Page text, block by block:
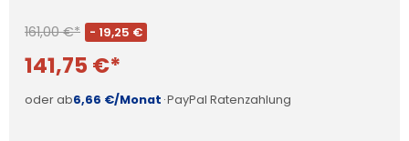
161,00 €* - 19,25 €
141,75 €*
oder ab6,66 €/Monat ·PayPal Ratenzahlung